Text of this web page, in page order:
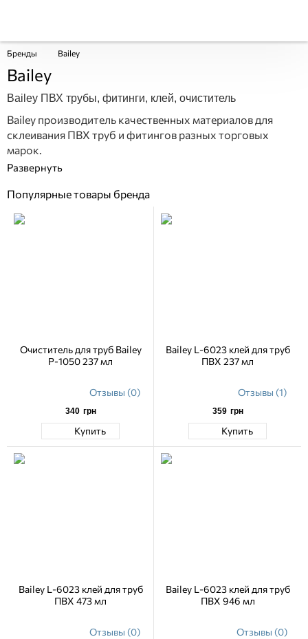
Бренды Bailey
Bailey
Bailey ПВХ трубы, фитинги, клей, очиститель
Bailey производитель качественных материалов для
склеивания ПВХ труб и фитингов разных торговых
марок.
Популярные товары бренда
Очиститель для труб Bailey
P-1050 237 мл
Отзывы (0)
340 грн
Купить
Bailey L-6023 клей для труб
ПВХ 237 мл
Отзывы (1)
359 грн
Купить
Bailey L-6023 клей для труб
ПВХ 473 мл
Отзывы (0)
Bailey L-6023 клей для труб
ПВХ 946 мл
Отзывы (0)